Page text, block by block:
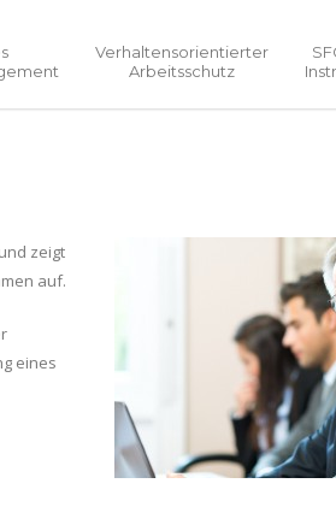
Verhaltensorientierter
Arbeitsschutz
zeigt
auf.
eines